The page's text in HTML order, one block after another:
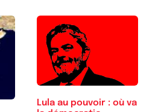
Lula au pouvoir : où va